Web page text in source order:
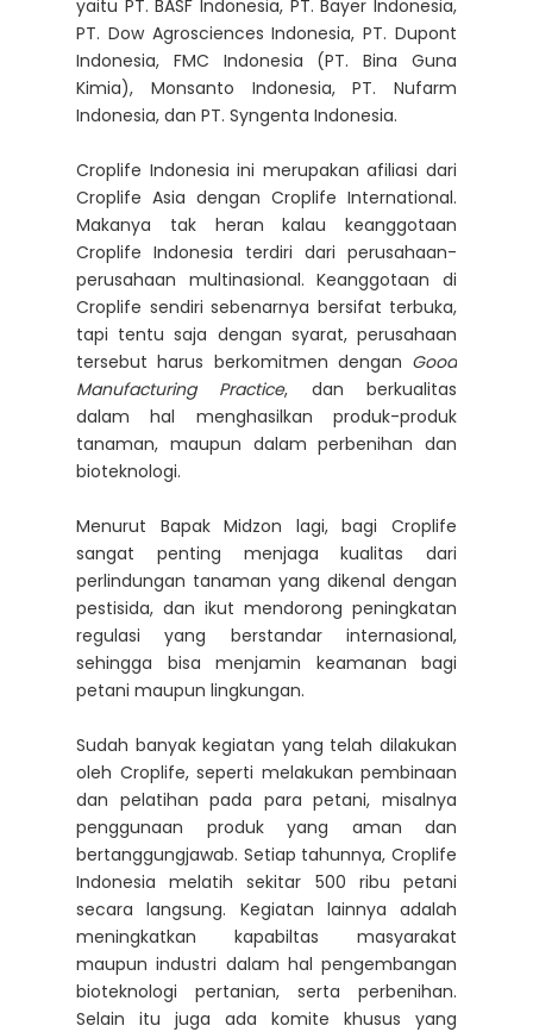
yaitu PT. BASF Indonesia, PT. Bayer Indonesia,
PT. Dow Agrosciences Indonesia, PT. Dupont
Indonesia, FMC Indonesia (PT. Bina Guna
Kimia), Monsanto Indonesia, PT. Nufarm
Indonesia, dan PT. Syngenta Indonesia.
Croplife Indonesia ini merupakan afiliasi dari
Croplife Asia dengan Croplife International.
Makanya tak heran kalau keanggotaan
Croplife Indonesia terdiri dari perusahaan-
perusahaan multinasional. Keanggotaan di
Croplife sendiri sebenarnya bersifat terbuka,
tapi tentu saja dengan syarat, perusahaan
tersebut harus berkomitmen dengan Good
Manufacturing Practice, dan berkualitas
dalam hal menghasilkan produk-produk
tanaman, maupun dalam perbenihan dan
bioteknologi.
Menurut Bapak Midzon lagi, bagi Croplife
sangat penting menjaga kualitas dari
perlindungan tanaman yang dikenal dengan
pestisida, dan ikut mendorong peningkatan
regulasi yang berstandar internasional,
sehingga bisa menjamin keamanan bagi
petani maupun lingkungan.
Sudah banyak kegiatan yang telah dilakukan
oleh Croplife, seperti melakukan pembinaan
dan pelatihan pada para petani, misalnya
penggunaan produk yang aman dan
bertanggungjawab. Setiap tahunnya, Croplife
Indonesia melatih sekitar 500 ribu petani
secara langsung. Kegiatan lainnya adalah
meningkatkan kapabiltas masyarakat
maupun industri dalam hal pengembangan
bioteknologi pertanian, serta perbenihan.
Selain itu juga ada komite khusus yang